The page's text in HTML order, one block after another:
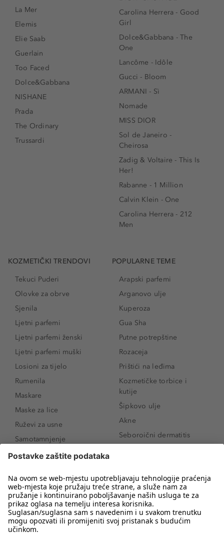
La Mer
Elemis
Elie Saab
Guerlain
Too Faced
Dolce&Gabbana
NISHANE
Prada
The Ordinary
Trussardi
Carolina Herrera - Good
Girl
Dolce&Gabbana - The
One
Lancôme - Idôle
Gucci - Bloom
ARMANI - Sì
Nomade
MISS DIOR
Sol de Janeiro -
Cheirosa
Zadig & Voltaire - This Is
Her!
Rabanne - 1 Million
Calvin Klein - One
Carolina Herrera - 212
Men
KOZMETIČKI TRENDOVI
Tekuci Puderi
Olovke za obrve
Sjenila
Ljetni parfemi
Ljetni parfemi ženski
Ljetni parfemi muški
Losioni za tijelo
Rumenila
Maskare
Maske za lice
Ruževi za usne
Samotamnjenje
Puderi
Proizvodi za obrve
Sunce i zaštita
Serumi za lice
Proizvodi za čišćenje lica
POPULARNE TEME
Arapski parfemi
Arganovo ulje
Kuperoza
Gua Sha
Putne potrepštine
Rozaceja
Prištići na leđima
Kozmetičke torbice i
kutije
Šipkovo ulje
Akne
Seboroični dermatitis
Novo
Koji mi parfem
odgovara?
Kako našminkati oči da